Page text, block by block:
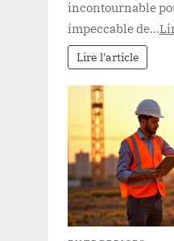
incontournable
impeccable de...
Lire l'article